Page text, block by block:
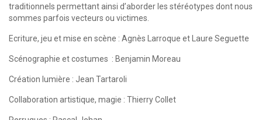
traditionnels permettant ainsi d’aborder les stéréotypes dont nous
sommes parfois vecteurs ou victimes.
Ecriture, jeu et mise en scène : Agnès Larroque et Laure Seguette
Scénographie et costumes : Benjamin Moreau
Création lumière : Jean Tartaroli
Collaboration artistique, magie : Thierry Collet